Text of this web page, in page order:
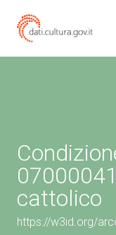
cattolico
https://w3id.org/